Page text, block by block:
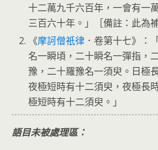
十二萬九千六百年，一會有一
三百六十年。」［備註：此為
《摩訶僧祇律 ．卷第十七》：
名一瞬頃，二十瞬名一彈指，
豫，二十羅豫名一須臾。日極
夜極短時有十二須臾，夜極長
極短時有十二須臾。」
語目未被處理區：